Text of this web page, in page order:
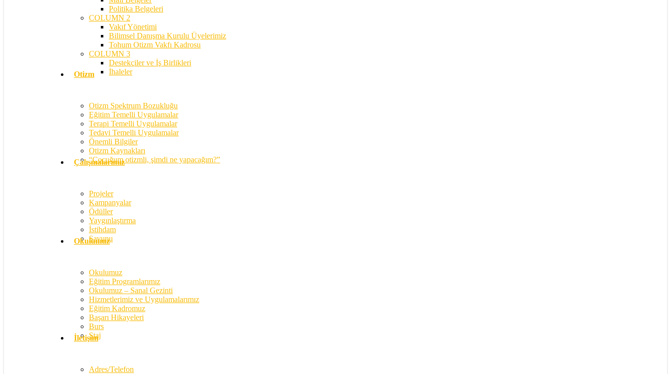
Politika Belgeleri
COLUMN 2
Vakıf Yönetimi
Bilimsel Danışma Kurulu Üyelerimiz
Tohum Otizm Vakfı Kadrosu
COLUMN 3
Destekçiler ve İş Birlikleri
İhaleler
Otizm
Otizm Spektrum Bozukluğu
Eğitim Temelli Uygulamalar
Terapi Temelli Uygulamalar
Tedavi Temelli Uygulamalar
Önemli Bilgiler
Otizm Kaynakları
“Çocuğum otizmli, şimdi ne yapacağım?”
Çalışmalarımız
Projeler
Kampanyalar
Ödüller
Yaygınlaştırma
İstihdam
Savunu
Okulumuz
Okulumuz
Eğitim Programlarımız
Okulumuz – Sanal Gezinti
Hizmetlerimiz ve Uygulamalarımız
Eğitim Kadromuz
Başarı Hikayeleri
Burs
Staj
İletişim
Adres/Telefon